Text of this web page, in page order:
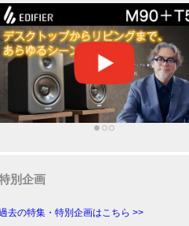
別企画
去の特集・特別企画はこちら >>